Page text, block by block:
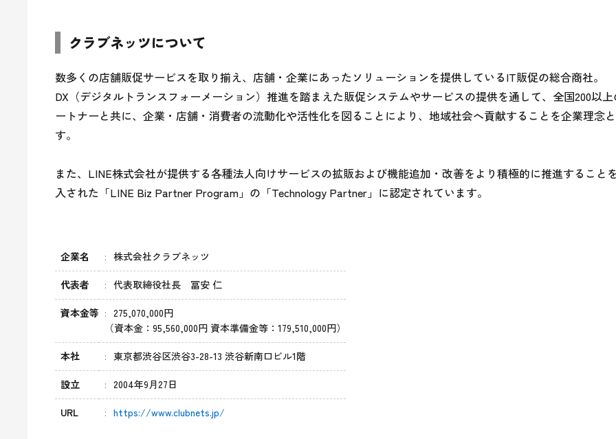
クラブネッツについて
数多くの店舗販促サービスを取り揃え、店舗・企業にあったソリューションを提供しているIT販促の総合商社。
DX（デジタルトランスフォーメーション）推進を踏まえた販促システムやサービスの提供を通して、全国200以
ートナーと共に、企業・店舗・消費者の流動化や活性化を図ることにより、地域社会へ貢献することを企業理念
す。
また、LINE株式会社が提供する各種法人向けサービスの拡販および機能追加・改善をより積極的に推進すること
入された「LINE Biz Partner Program」の「Technology Partner」に認定されています。
企業名 株式会社クラブネッツ
代表者 代表取締役社長 冨安 仁
資本金等
275,070,000円
（資本金：95,560,000円 資本準備金等：179,510,000円）
本社 東京都渋谷区渋谷3-28-13 渋谷新南口ビル1階
設立 2004年9月27日
URL https://www.clubnets.jp/